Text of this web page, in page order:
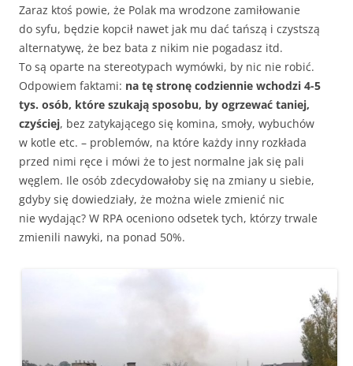
Zaraz ktoś powie, że Polak ma wrodzone zamiłowanie
do syfu, będzie kopcił nawet jak mu dać tańszą i czystszą
alternatywę, że bez bata z nikim nie pogadasz itd.
To są oparte na stereotypach wymówki, by nic nie robić.
Odpowiem faktami: na tę stronę codziennie wchodzi 4-5
tys. osób, które szukają sposobu, by ogrzewać taniej,
czyściej, bez zatykającego się komina, smoły, wybuchów
w kotle etc. – problemów, na które każdy inny rozkłada
przed nimi ręce i mówi że to jest normalne jak się pali
węglem. Ile osób zdecydowałoby się na zmiany u siebie,
gdyby się dowiedziały, że można wiele zmienić nic
nie wydając? W RPA oceniono odsetek tych, którzy trwale
zmienili nawyki, na ponad 50%.